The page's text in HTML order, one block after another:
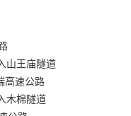
山王庙隧道
高速公路
木棉隧道